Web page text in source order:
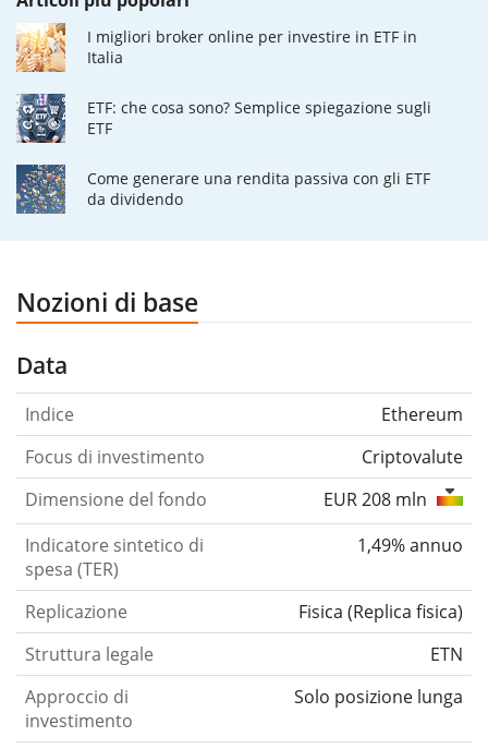
I migliori broker online per investire in ETF in
Italia
ETF: che cosa sono? Semplice spiegazione sugli
ETF
Come generare una rendita passiva con gli ETF
da dividendo
Nozioni di base
Data
Indice
Ethereum
Focus di investimento
Criptovalute
Dimensione del fondo
EUR 208 mln
Indicatore sintetico di
spesa (TER)
1,49% annuo
Replicazione Fisica (Replica fisica)
Struttura legale
ETN
Approccio di
investimento
Solo posizione lunga